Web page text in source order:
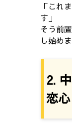
「これ
す」
そう前
し始め
2.
恋